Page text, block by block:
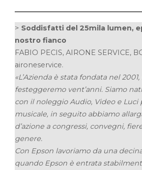
> Soddisfatti del 25mila lumen,
nostro fianco
FABIO PECIS, AIRONE SERVICE,
aironeservice.
«L’Azienda è stata fondata nel
festeggeremo vent’anni. Siamo
con il noleggio Audio, Video e Luci
musicale, in seguito abbiamo
d’azione a congressi, convegni,
genere.
Con Epson lavoriamo da una
quando Epson è entrata